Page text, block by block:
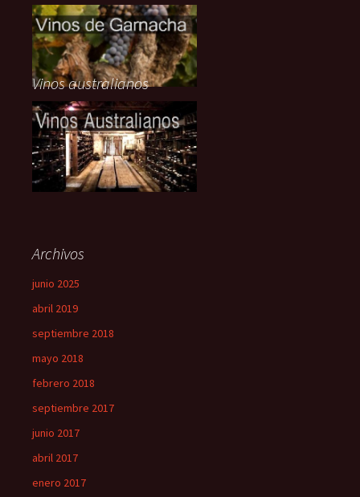
Vinos australianos
Archivos
junio 2025
abril 2019
septiembre 2018
mayo 2018
febrero 2018
septiembre 2017
junio 2017
abril 2017
enero 2017